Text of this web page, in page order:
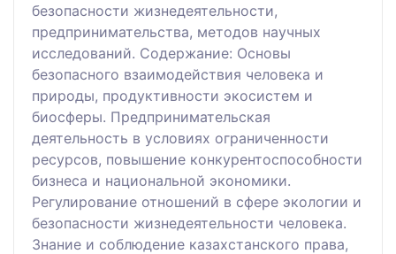
безопасности жизнедеятельности,
предпринимательства, методов научных
исследований. Содержание: Основы
безопасного взаимодействия человека и
природы, продуктивности экосистем и
биосферы. Предпринимательская
деятельность в условиях ограниченности
ресурсов, повышение конкурентоспособности
бизнеса и национальной экономики.
Регулирование отношений в сфере экологии и
безопасности жизнедеятельности человека.
Знание и соблюдение казахстанского права,